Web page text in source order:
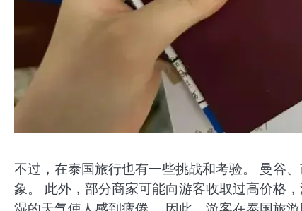
不过，在泰国旅行也有一些挑战和考验。 曼谷
象。 此外，部分商家可能向游客收取过高价格